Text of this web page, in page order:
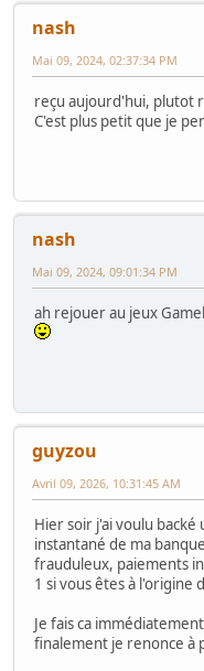
nash
Mai 09, 2024, 02:37:34 PM
reçu aujourd'hui, plutot
C'est plus petit que je
nash
Mai 09, 2024, 09:01:34 PM
ah rejouer au jeux
guyzou
Avril 09, 2026, 10:31:45 AM
Hier soir j'ai voulu
instantané de ma
frauduleux, paiements
1 si vous êtes à
Je fais ca
finalement je renonce à